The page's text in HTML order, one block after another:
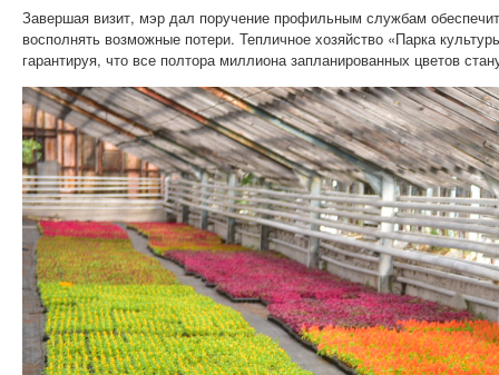
Завершая визит, мэр дал поручение профильным службам
восполнять возможные потери. Тепличное хозяйство «Парка
гарантируя, что все полтора миллиона запланированных цветов